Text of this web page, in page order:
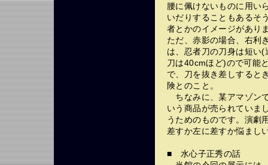
腰に佩けないものに用い
いだりすることもあるそ
者とかのイメージがあり
ただ、赤影の場合、右利
は、忍者刀の刀身は短い
刀は40cmほど)ので可能
で、刀を抜き差しすると
険とのこと。
ちなみに、某アマゾン
いう商品が売られていま
うためのものです。演劇
差すか左に差すか悩まし
■ 水心子正秀の話